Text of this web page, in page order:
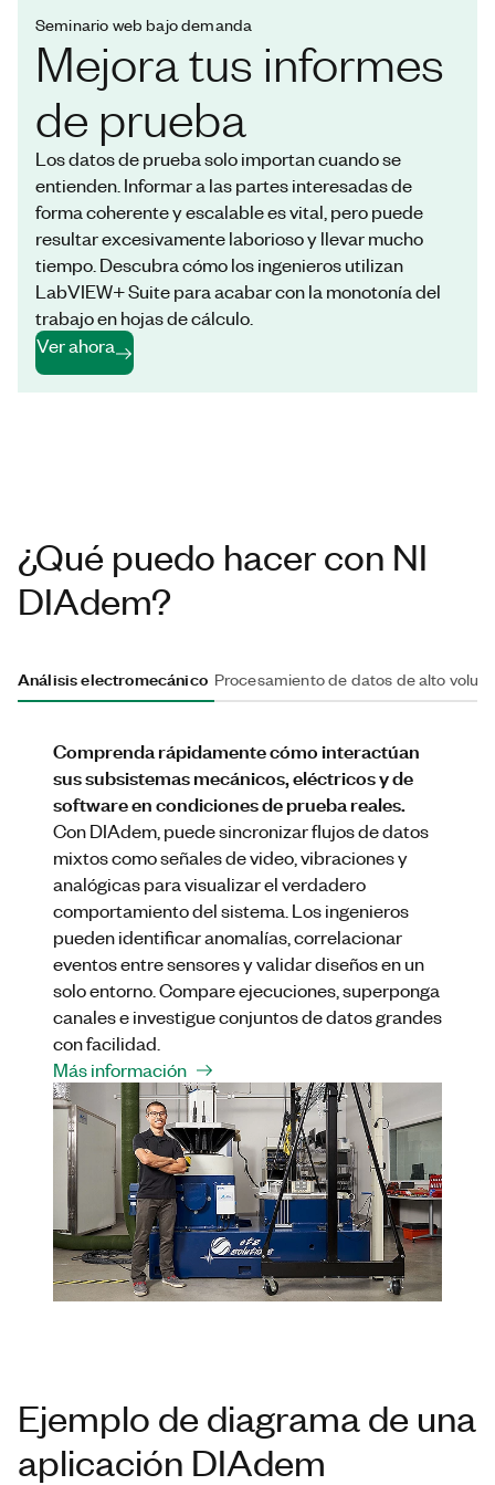
Seminario web bajo demanda
Mejora tus informes
de prueba
Los datos de prueba solo importan cuando se
entienden. Informar a las partes interesadas de
forma coherente y escalable es vital, pero puede
resultar excesivamente laborioso y llevar mucho
tiempo. Descubra cómo los ingenieros utilizan
LabVIEW+ Suite para acabar con la monotonía del
trabajo en hojas de cálculo.
Ver ahora
¿Qué puedo hacer con NI
DIAdem?
Análisis electromecánico Procesamiento de datos de alto
Comprenda rápidamente cómo interactúan
sus subsistemas mecánicos, eléctricos y de
software en condiciones de prueba reales.
Con DIAdem, puede sincronizar flujos de datos
mixtos como señales de video, vibraciones y
analógicas para visualizar el verdadero
comportamiento del sistema. Los ingenieros
pueden identificar anomalías, correlacionar
eventos entre sensores y validar diseños en un
solo entorno. Compare ejecuciones, superponga
canales e investigue conjuntos de datos grandes
con facilidad.
Más información
Ejemplo de diagrama de una
aplicación DIAdem